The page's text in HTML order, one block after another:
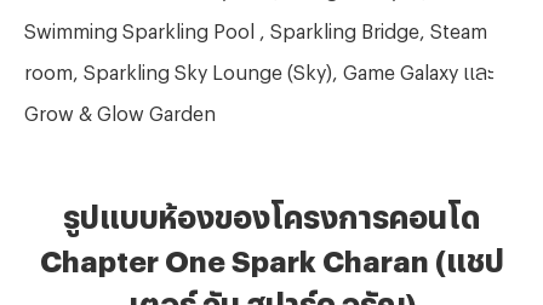
Swimming Sparkling Pool , Sparkling Bridge, Steam
room, Sparkling Sky Lounge (Sky), Game Galaxy และ
Grow & Glow Garden
รูปแบบห้องของโครงการคอนโด
Chapter One Spark Charan (แชป
เตอร์ วัน สปาร์ค จรัญ)